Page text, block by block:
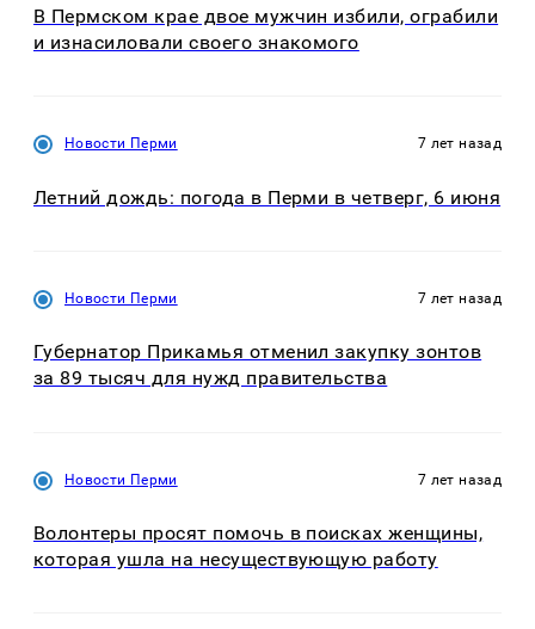
В Пермском крае двое мужчин избили, ограбили
и изнасиловали своего знакомого
Новости Перми 7 лет назад
Летний дождь: погода в Перми в четверг, 6 июня
Новости Перми 7 лет назад
Губернатор Прикамья отменил закупку зонтов
за 89 тысяч для нужд правительства
Новости Перми 7 лет назад
Волонтеры просят помочь в поисках женщины,
которая ушла на несуществующую работу